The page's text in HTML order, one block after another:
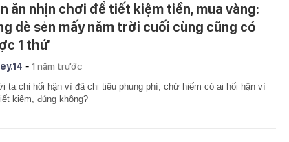
ăn nhịn chơi để tiết kiệm tiền, mua vàng:
dè sẻn mấy năm trời cuối cùng cũng có
1 thứ
- 1 năm trước
ta chỉ hối hận vì đã chi tiêu phung phí, chứ hiếm có ai hối hận vì
kiệm, đúng không?